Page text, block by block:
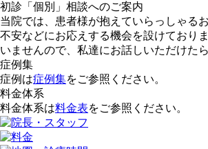
初診「個別」相談へのご案内
当院では、患者様が抱えていらっしゃる
不安などにお応えする機会を設けており
いませんので、私達にお話しいただけた
症例集
症例は症例集をご参照ください。
料金体系
料金体系は料金表をご参照ください。